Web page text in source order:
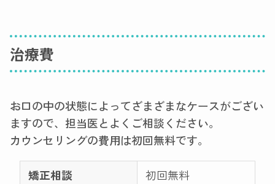
治療費
お口の中の状態によってざまざまなケースがござい
ますので、担当医とよくご相談ください。
カウンセリングの費用は初回無料です。
矯正相談
初回無料